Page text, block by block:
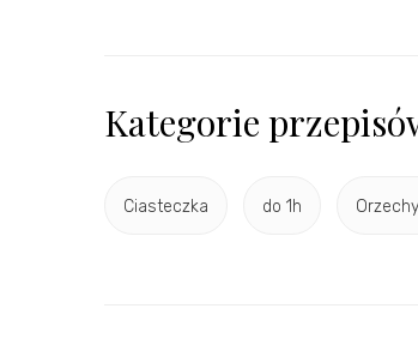
Kategorie
Ciasteczka do 1h